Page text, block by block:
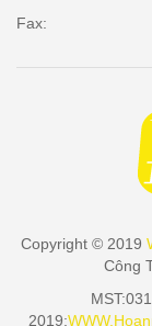
Fax:
Copyright © 2019
Công
2019: